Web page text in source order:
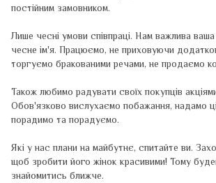
постійним замовником.
Лише чесні умови співпраці. Нам важлива
чесне ім'я. Працюємо, не приховуючи
торгуємо бракованими речами, не продаємо
Також любимо радувати своїх покупців
Обов'язково вислухаємо побажання, надамо
порадимо та порадуємо.
Які у нас плани на майбутнє, спитайте ви.
щоб зробити його жінок красивими! Тому
знайомитись ближче.